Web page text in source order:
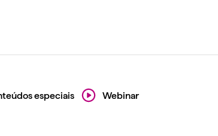
especiais Webinar